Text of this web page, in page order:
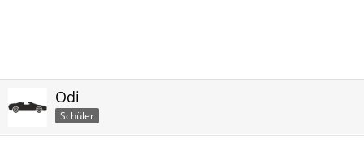
Odi
Schüler